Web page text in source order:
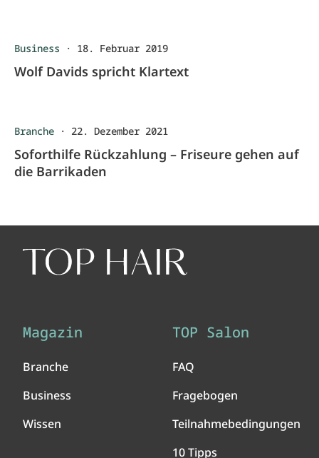
Business · 18. Februar 2019
Wolf Davids spricht Klartext
Branche · 22. Dezember 2021
Soforthilfe Rückzahlung – Friseure gehen auf
die Barrikaden
Magazin
Branche
Business
Wissen
TOP Salon
FAQ
Fragebogen
Teilnahmebedingungen
10 Tipps